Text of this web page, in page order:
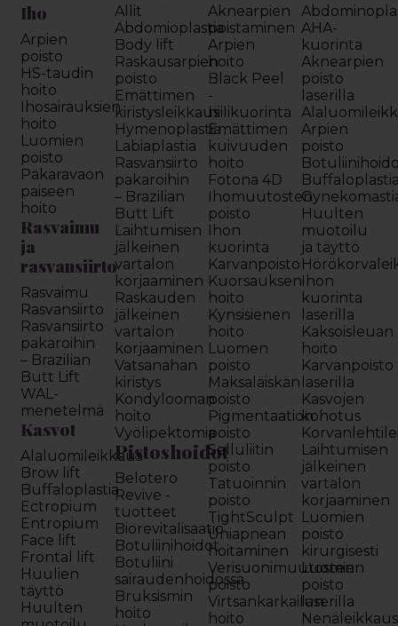
Iho
Arpien
poisto
HS-taudin
hoito
Ihosairauksien
hoito
Luomien
poisto
Pakaravaon
paiseen
hoito
Rasvaimu
ja
rasvansiirto
Rasvaimu
Rasvansiirto
Rasvansiirto
pakaroihin
– Brazilian
Butt Lift
WAL-
menetelmä
Kasvot
Alaluomileikkaus
Brow lift
Buffaloplastia
Ectropium
Entropium
Face lift
Frontal lift
Huulien
täyttö
Huulten
Allit
Abdomioplastia
Body lift
Raskausarpien
poisto
Emättimen
kiristysleikkaus
Hymenoplastia
Labiaplastia
Rasvansiirto
pakaroihin
– Brazilian
Butt Lift
Laihtumisen
jälkeinen
vartalon
korjaaminen
Raskauden
jälkeinen
vartalon
korjaaminen
Vatsanahan
kiristys
Kondylooman
hoito
Vyölipektomia
Pistoshoidot
Belotero
Revive -
tuotteet
Biorevitalisaatio
Botuliinihoidot
Botuliini
sairaudenhoidossa
Bruksismin
hoito
Aknearpien
poistaminen
Arpien
hoito
Black Peel
-
hiilikuorinta
Emättimen
kuivuuden
hoito
Fotona 4D
Ihomuutosten
poisto
Ihon
kuorinta
Karvanpoisto
Kuorsauksen
hoito
Kynsisienen
hoito
Luomen
poisto
Maksaläiskän
poisto
Pigmentaation
poisto
Selluliitin
poisto
Tatuoinnin
poisto
TightSculpt
Uniapnean
hoitaminen
Verisuonimuutosten
poisto
Virtsankarkailun
hoito
AHA-
kuorinta
Aknearpien
poisto
laserilla
Arpien
poisto
Huulten
muotoilu
ja täyttö
Ihon
kuorinta
laserilla
Kaksoisleuan
hoito
Karvanpoisto
laserilla
Kasvojen
kohotus
Laihtumisen
jälkeinen
vartalon
korjaaminen
Luomien
poisto
kirurgisesti
Luomien
poisto
laserilla
Nenäleikkaus